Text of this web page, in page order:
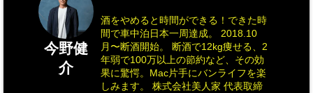
今野健
介
酒をやめると時間ができる！できた時
間で車中泊日本一周達成。 2018.10
月〜断酒開始。 断酒で12kg痩せる、2
年弱で100万以上の節約など、その効
果に驚愕。Mac片手にバンライフを楽
しみます。 株式会社美人家 代表取締